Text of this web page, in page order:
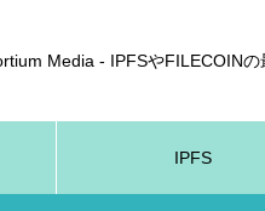
Media - IPFSやFILECOIN
IPFS